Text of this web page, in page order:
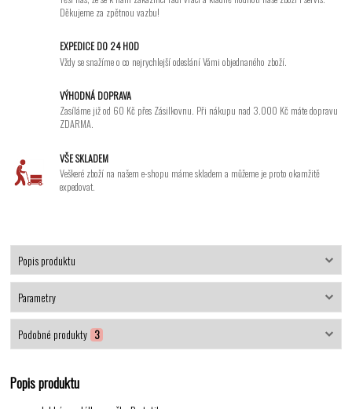
Děkujeme za zpětnou vazbu!
EXPEDICE DO 24 HOD
Vždy se snažíme o co nejrychlejší odeslání Vámi objednaného zboží.
VÝHODNÁ DOPRAVA
Zasíláme již od 60 Kč přes Zásilkovnu. Při nákupu nad 3.000 Kč máte dopravu
ZDARMA.
VŠE SKLADEM
Veškeré zboží na našem e-shopu máme skladem a můžeme je proto okamžitě
expedovat.
Popis produktu
Parametry
Podobné produkty 3
Popis produktu